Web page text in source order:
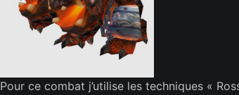
Pour ce combat j’utilise les techniques «